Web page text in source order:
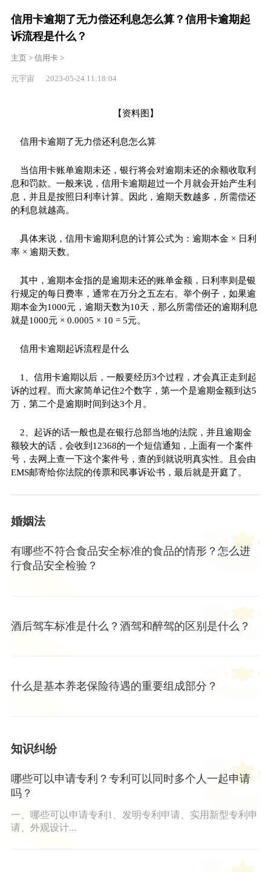
信用卡逾期了无力偿还利息怎么算？信用卡逾期起
诉流程是什么？
主页> 信用卡>
元宇宙 2023-05-24 11:18:04
【资料图】
信用卡逾期了无力偿还利息怎么算
当信用卡账单逾期未还，银行将会对逾期未还的余额收取利
息和罚款。一般来说，信用卡逾期超过一个月就会开始产生利
息，并且是按照日利率计算。因此，逾期天数越多，所需偿还
的利息就越高。
具体来说，信用卡逾期利息的计算公式为：逾期本金 × 日利
率 × 逾期天数。
其中，逾期本金指的是逾期未还的账单金额，日利率则是银
行规定的每日费率，通常在万分之五左右。举个例子，如果逾
期本金为1000元，逾期天数为10天，那么所需偿还的逾期利息
就是1000元 × 0.0005 × 10 = 5元。
信用卡逾期起诉流程是什么
1、信用卡逾期以后，一般要经历3个过程，才会真正走到起
诉的过程。而大家简单记住2个数字，第一个是逾期金额到达5
万，第二个是逾期时间到达3个月。
2、起诉的话一般也是在银行总部当地的法院，并且逾期金
额较大的话，会收到12368的一个短信通知，上面有一个案件
号，去网上查一下这个案件号，查的到就说明真实性。且会由
EMS邮寄给你法院的传票和民事诉讼书，最后就是开庭了。
婚姻法
有哪些不符合食品安全标准的食品的情形？怎么进
行食品安全检验？
酒后驾车标准是什么？酒驾和醉驾的区别是什么？
什么是基本养老保险待遇的重要组成部分？
知识纠纷
哪些可以申请专利？专利可以同时多个人一起申请
吗？
一、哪些可以申请专利1、发明专利申请、实用新型专利申
请、外观设计...